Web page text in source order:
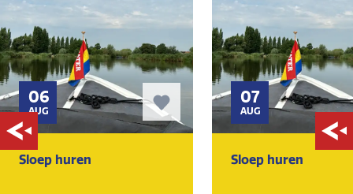
06
AUG
Sloep huren
07
AUG
Sloep huren